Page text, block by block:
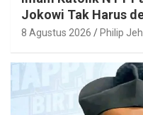
Jokowi Tak Harus
8 Agustus 2026 Philip